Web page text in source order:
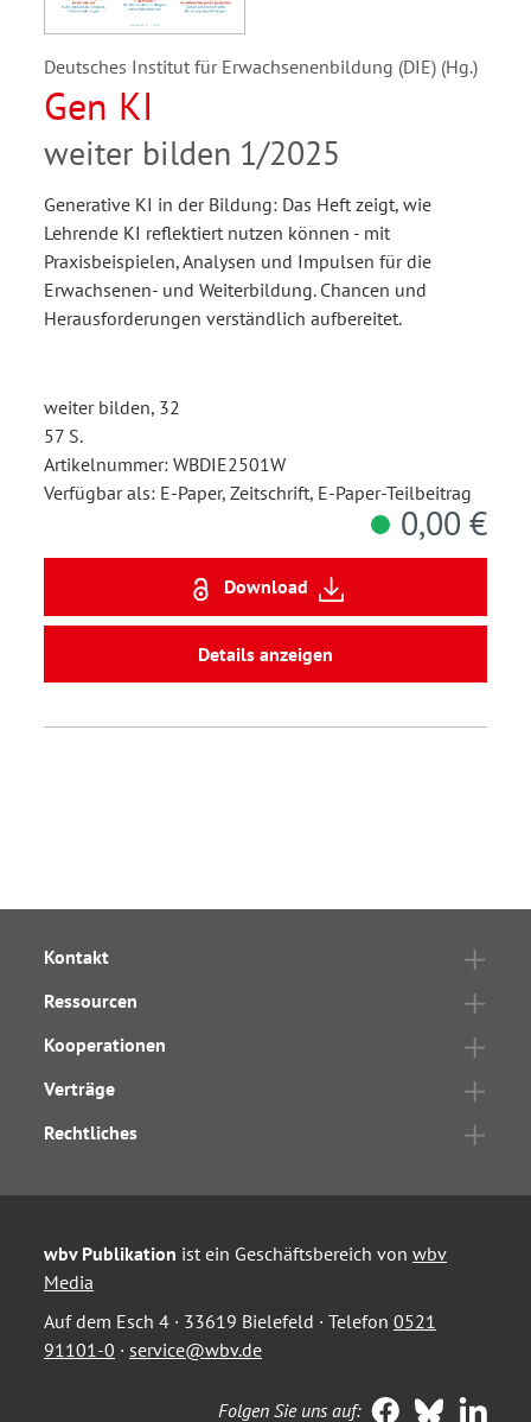
Deutsches Institut für Erwachsenenbildung (DIE) (Hg.)
Gen KI
weiter bilden 1/2025
Generative KI in der Bildung: Das Heft zeigt, wie
Lehrende KI reflektiert nutzen können - mit
Praxisbeispielen, Analysen und Impulsen für die
Erwachsenen- und Weiterbildung. Chancen und
Herausforderungen verständlich aufbereitet.
weiter bilden, 32
57 S.
Artikelnummer: WBDIE2501W
Verfügbar als: E-Paper, Zeitschrift, E-Paper-Teilbeitrag
0,00 €
Download
Details anzeigen
Kontakt
Ressourcen
Kooperationen
Verträge
Rechtliches
wbv Publikation ist ein Geschäftsbereich von wbv
Media
Auf dem Esch 4 · 33619 Bielefeld · Telefon 0521
91101-0 · service@wbv.de
Folgen Sie uns auf: